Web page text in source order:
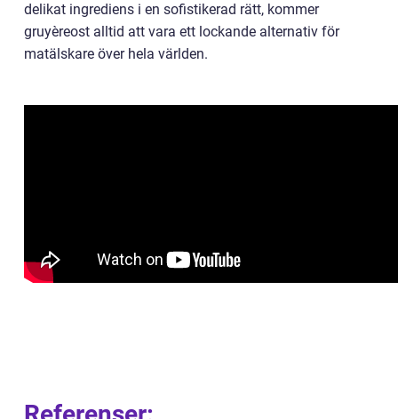
delikat ingrediens i en sofistikerad rätt, kommer
gruyèreost alltid att vara ett lockande alternativ för
matälskare över hela världen.